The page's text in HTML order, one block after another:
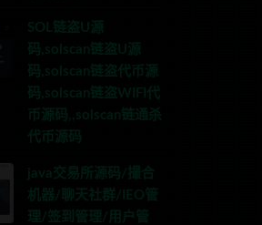
SOL链盗U源
码,solscan链盗U源
码,solscan链盗代币源
码,solscan链盗WIFI代
币源码,,solscan链通杀
代币源码
java交易所源码/撮合
机器/聊天社群/IEO管
理/签到管理/用户管